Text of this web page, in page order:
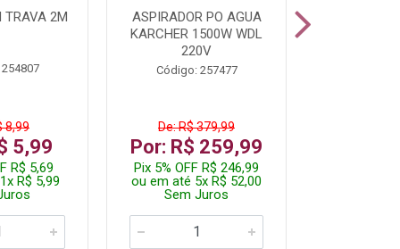
TRAVA 2M
8,99
5,99
R$ 5,69
R$ 5,99
ASPIRADOR PO AGUA
KARCHER 1500W WDL
220V
Código: 257477
De: R$ 379,99
Por: R$ 259,99
Pix 5% OFF R$ 246,99
ou em até 5x R$ 52,00
Sem Juros